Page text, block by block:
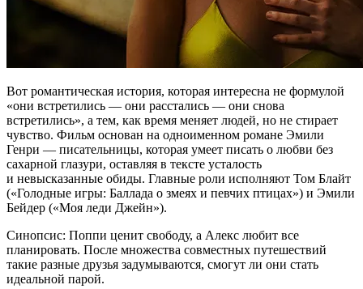
Вот романтическая история, которая интересна не формулой
«они встретились — они расстались — они снова
встретились», а тем, как время меняет людей, но не стирает
чувство. Фильм основан на одноименном романе Эмили
Генри — писательницы, которая умеет писать о любви без
сахарной глазури, оставляя в тексте усталость
и невысказанные обиды. Главные роли исполняют Том Блайт
(«Голодные игры: Баллада о змеях и певчих птицах») и Эмили
Бейдер («Моя леди Джейн»).
Синопсис: Поппи ценит свободу, а Алекс любит все
планировать. После множества совместных путешествий
такие разные друзья задумываются, смогут ли они стать
идеальной парой.